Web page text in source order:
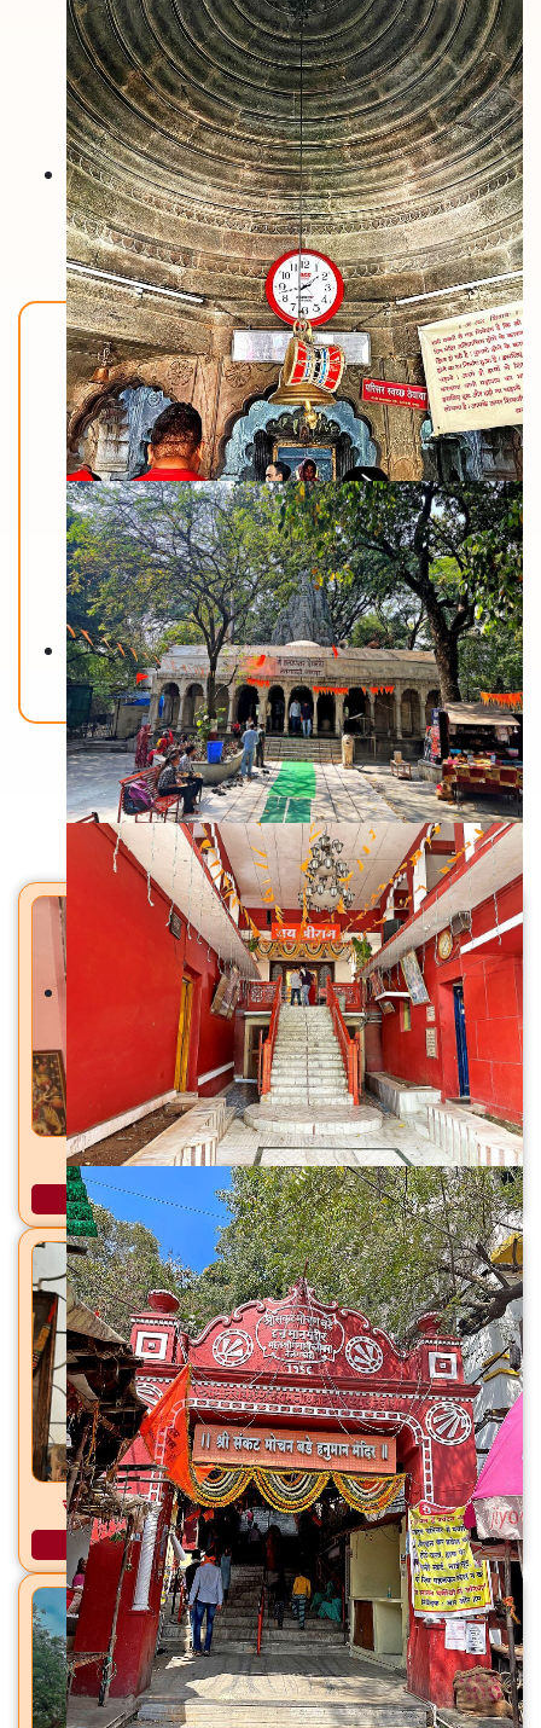
Back To Home
मंदिरे
गीता मंदिर सुभाष मार्ग, नागपूर, ता. जि. नागपूर
अधिक माहिती
राजाबाक्षा हनुमान मंदिर टीबी वार्ड, नागपूर शहर, ता. जि. नागपूर
अधिक माहिती